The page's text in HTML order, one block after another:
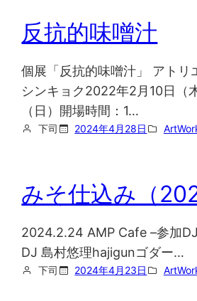
反抗的味噌汁
個展「反抗的味噌汁」 アトリ
シンキョク2022年2月10日（
（日）開場時間：1…
下司 2024年4月28日
みそ仕込み（
2024.2.24 AMP Cafe –参加
DJ 島村悠理hajigunゴダー…
下司 2024年4月23日